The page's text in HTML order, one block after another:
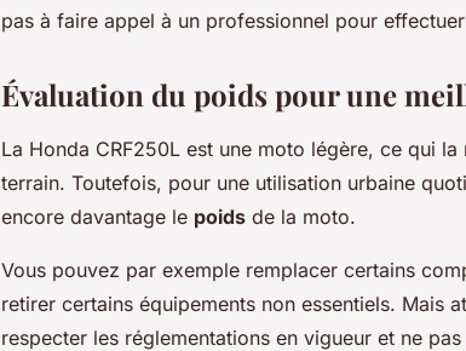
pas à faire appel à un professionnel pour
Évaluation du poids pour une
La Honda CRF250L est une moto légère, ce qui
terrain. Toutefois, pour une utilisation urbaine
encore davantage le poids de la moto.
Vous pouvez par exemple remplacer certains
retirer certains équipements non essentiels. Mais
respecter les réglementations en vigueur et ne